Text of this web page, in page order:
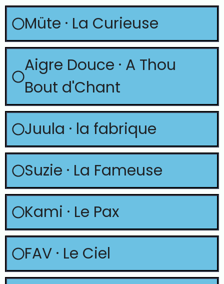
Müte · La Curieuse
Aigre Douce · A Thou
Bout d'Chant
Juula · la fabrique
Suzie · La Fameuse
Kami · Le Pax
FAV · Le Ciel